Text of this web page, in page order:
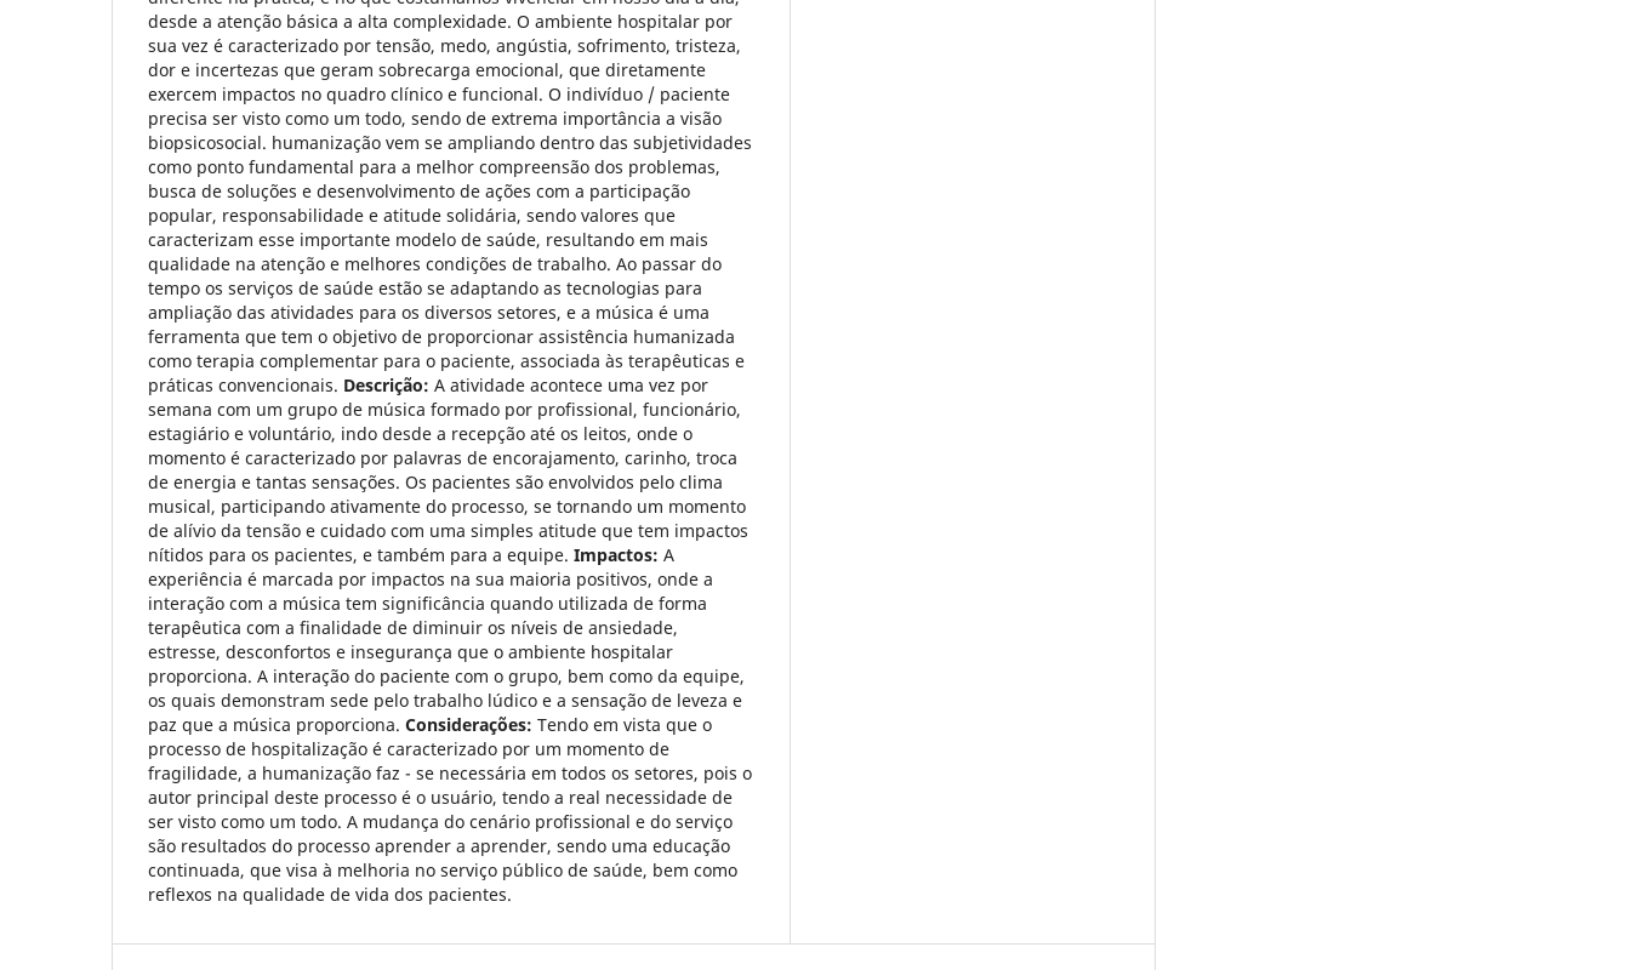
desde a atenção básica a alta complexidade. O ambiente hospitalar por
sua vez é caracterizado por tensão, medo, angústia, sofrimento, tristeza,
dor e incertezas que geram sobrecarga emocional, que diretamente
exercem impactos no quadro clínico e funcional. O indivíduo / paciente
precisa ser visto como um todo, sendo de extrema importância a visão
biopsicosocial. humanização vem se ampliando dentro das subjetividades
como ponto fundamental para a melhor compreensão dos problemas,
busca de soluções e desenvolvimento de ações com a participação
popular, responsabilidade e atitude solidária, sendo valores que
caracterizam esse importante modelo de saúde, resultando em mais
qualidade na atenção e melhores condições de trabalho. Ao passar do
tempo os serviços de saúde estão se adaptando as tecnologias para
ampliação das atividades para os diversos setores, e a música é uma
ferramenta que tem o objetivo de proporcionar assistência humanizada
como terapia complementar para o paciente, associada às terapêuticas e
práticas convencionais. Descrição: A atividade acontece uma vez por
semana com um grupo de música formado por profissional, funcionário,
estagiário e voluntário, indo desde a recepção até os leitos, onde o
momento é caracterizado por palavras de encorajamento, carinho, troca
de energia e tantas sensações. Os pacientes são envolvidos pelo clima
musical, participando ativamente do processo, se tornando um momento
de alívio da tensão e cuidado com uma simples atitude que tem impactos
nítidos para os pacientes, e também para a equipe. Impactos: A
experiência é marcada por impactos na sua maioria positivos, onde a
interação com a música tem significância quando utilizada de forma
terapêutica com a finalidade de diminuir os níveis de ansiedade,
estresse, desconfortos e insegurança que o ambiente hospitalar
proporciona. A interação do paciente com o grupo, bem como da equipe,
os quais demonstram sede pelo trabalho lúdico e a sensação de leveza e
paz que a música proporciona. Considerações: Tendo em vista que o
processo de hospitalização é caracterizado por um momento de
fragilidade, a humanização faz - se necessária em todos os setores, pois o
autor principal deste processo é o usuário, tendo a real necessidade de
ser visto como um todo. A mudança do cenário profissional e do serviço
são resultados do processo aprender a aprender, sendo uma educação
continuada, que visa à melhoria no serviço público de saúde, bem como
reflexos na qualidade de vida dos pacientes.